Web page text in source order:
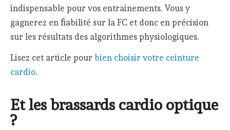
indispensable pour vos entrainements. Vous y
gagnerez en fiabilité sur la FC et donc en précision
sur les résultats des algorithmes physiologiques.
Lisez cet article pourbien choisir votre ceinture
cardio.
Et les brassards cardio optique
?